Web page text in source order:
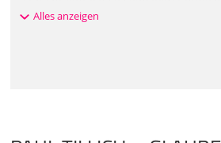
klar glaube ich. Was ist mit diesem
Alles anzeigen